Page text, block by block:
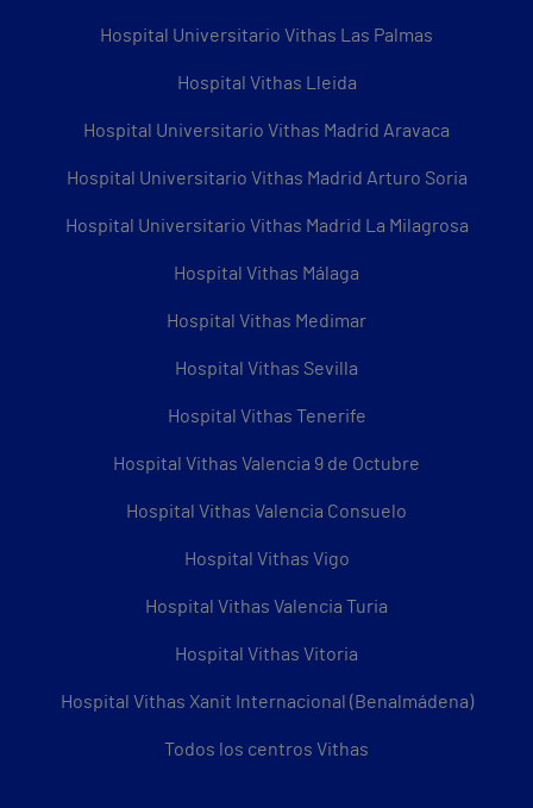
Hospital Universitario Vithas Las Palmas
Hospital Vithas Lleida
Hospital Universitario Vithas Madrid Aravaca
Hospital Universitario Vithas Madrid Arturo Soria
Hospital Universitario Vithas Madrid La Milagrosa
Hospital Vithas Málaga
Hospital Vithas Medimar
Hospital Vithas Sevilla
Hospital Vithas Tenerife
Hospital Vithas Valencia 9 de Octubre
Hospital Vithas Valencia Consuelo
Hospital Vithas Vigo
Hospital Vithas Valencia Turia
Hospital Vithas Vitoria
Hospital Vithas Xanit Internacional (Benalmádena)
Todos los centros Vithas